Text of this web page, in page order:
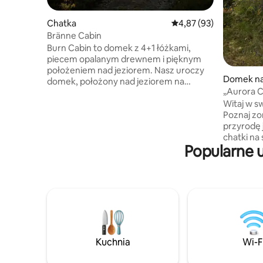
Chatka Średnia ocena: 4,87
4,87 (93)
Bränne Cabin
Burn Cabin to domek z 4+1 łóżkami,
piecem opalanym drewnem i pięknym
położeniem nad jeziorem. Nasz uroczy
domek, położony nad jeziorem na
zazwyczaj oferuje zorzę polarną lub
Domek
„Aurora
Witaj w
Poznaj
przyrodę
chatki na
roztacza
przyrody
renifery,
cisza i
Popularne
Kuchnia Wi-